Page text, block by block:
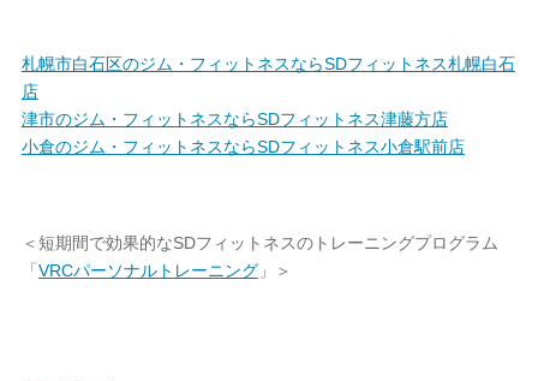
札幌市白石区のジム・フィットネスならSDフィットネス札幌白石
店
津市のジム・フィットネスならSDフィットネス津藤方店
小倉のジム・フィットネスならSDフィットネス小倉駅前店
＜短期間で効果的なSDフィットネスのトレーニングプログラム
「 VRCパーソナルトレーニング」＞